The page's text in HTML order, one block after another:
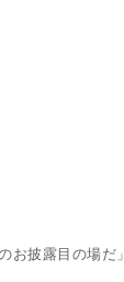
お披露目の場だ」